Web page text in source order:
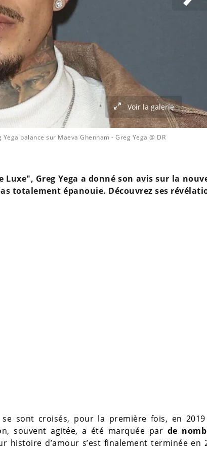
balance sur Maeva Ghennam - Greg Yega @ DR
Voir la galerie
Luxe", Greg Yega a donné son avis sur la
totalement épanouie. Découvrez ses
se sont croisés, pour la première fois, en
souvent agitée, a été marquée par de
histoire d’amour s’est finalement terminée en